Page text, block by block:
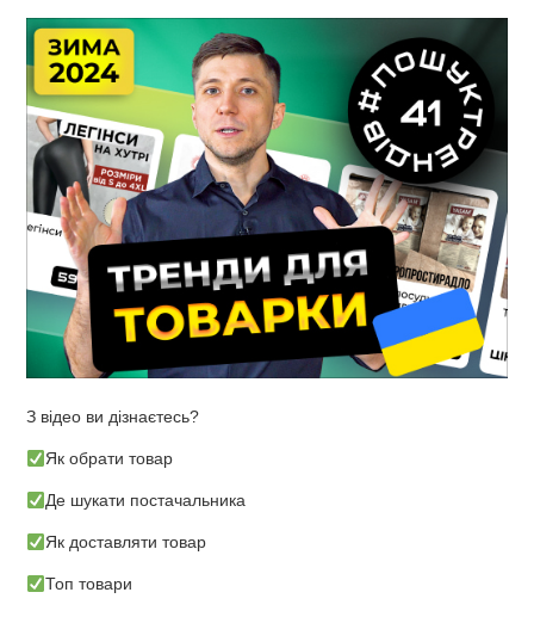
CRM ДЛЯ ТОВАРКИ
З відео ви дізнаєтесь?
Як обрати товар
Де шукати постачальника
Як доставляти товар
Топ товари